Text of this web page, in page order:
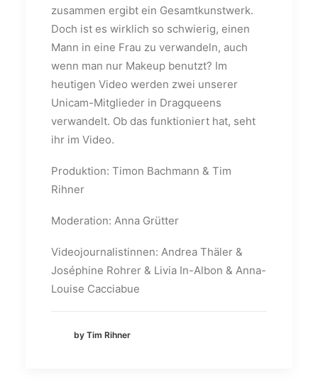
zusammen ergibt ein Gesamtkunstwerk.
Doch ist es wirklich so schwierig, einen
Mann in eine Frau zu verwandeln, auch
wenn man nur Makeup benutzt? Im
heutigen Video werden zwei unserer
Unicam-Mitglieder in Dragqueens
verwandelt. Ob das funktioniert hat, seht
ihr im Video.
Produktion: Timon Bachmann & Tim
Rihner
Moderation: Anna Grütter
Videojournalistinnen: Andrea Thäler &
Joséphine Rohrer & Livia In-Albon & Anna-
Louise Cacciabue
by Tim Rihner